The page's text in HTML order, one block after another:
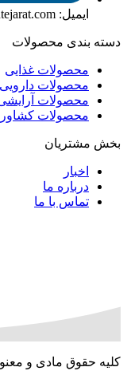
ایمیل: info@rahrovantejarat.com
دسته بندی محصولات
محصولات غذایی
محصولات دارویی
محصولات
محصولات
بخش مشتریان
اخبار
درباره ما
تماس با ما
کلیه حقوق مادی و